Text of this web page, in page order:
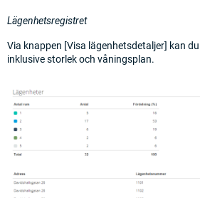
Lägenhetsregistret
Via knappen [Visa lägenhetsdetaljer] kan
inklusive storlek och våningsplan.